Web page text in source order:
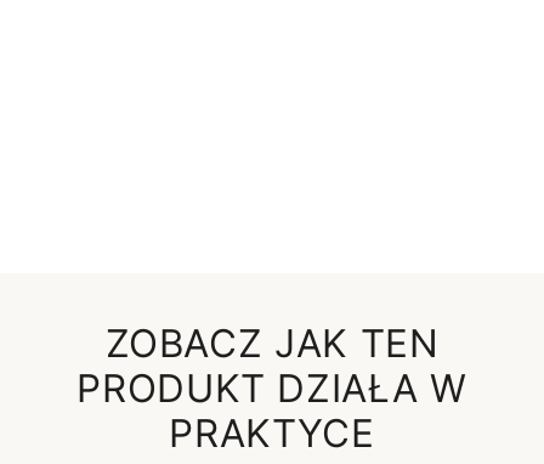
ZOBACZ JAK TEN
PRODUKT DZIAŁA W
PRAKTYCE